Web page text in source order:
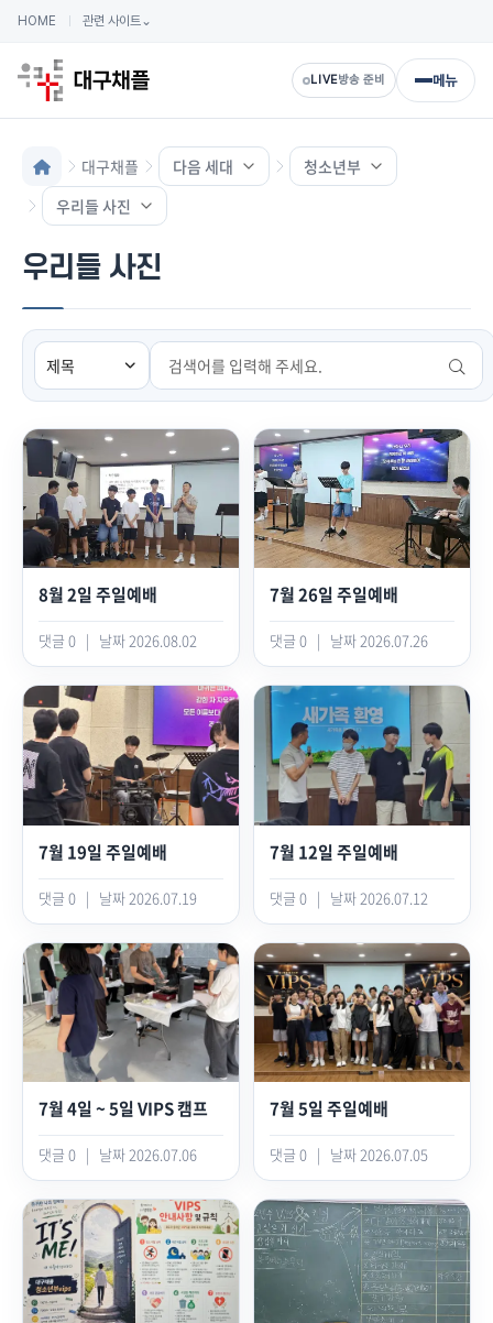
HOME 관련 사이트⌄
LIVE방송 준비 메뉴
대구채플 다음 세대
청소년부
우리들 사진
우리들 사진
검색
8월 2일 주일예배
댓글 0 | 날짜 2026.08.02
7월 26일 주일예배
댓글 0 | 날짜 2026.07.26
7월 19일 주일예배
댓글 0 | 날짜 2026.07.19
7월 12일 주일예배
댓글 0 | 날짜 2026.07.12
7월 4일 ~ 5일 VIPS 캠프
댓글 0 | 날짜 2026.07.06
7월 5일 주일예배
댓글 0 | 날짜 2026.07.05